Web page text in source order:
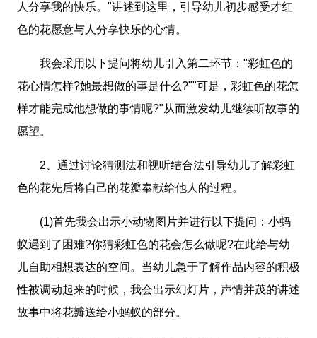
人分享我的快乐。"讲述到这里，引导幼儿初步感受才红
色的花愿意与人分享快乐的心情。
我会采用以下提问将幼儿引入第二环节："彩虹色的
花心情怎样?她最想做的事是什么?""可是，彩虹色的花怎
样才能完成他想做的事情呢?"从而激发幼儿继续听故事的
愿望。
2、通过讨论猜测法和视听结合法引导幼儿了解彩虹
色的花先后将自己的花瓣奉献给他人的过程。
(1)首先我会出示小动物图片并进行以下提问：小蚂
蚁遇到了困难?你猜彩虹色的花会怎么做呢?在此给与幼
儿自助相想表达的空间。当幼儿急于了解作品内容的积极
性被调动起来的时候，我会出示幻灯片，声情并茂的讲述
故事中将花瓣送给小蚂蚁的部分。